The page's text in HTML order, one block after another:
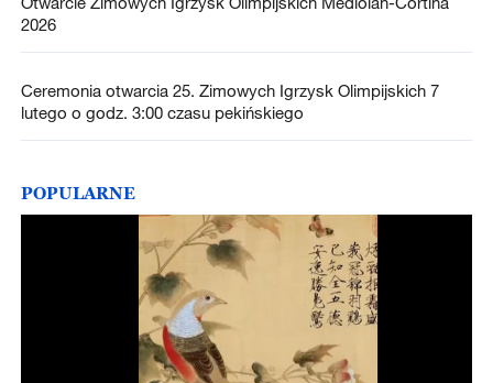
2026
Ceremonia otwarcia 25. Zimowych Igrzysk Olimpijskich 7
lutego o godz. 3:00 czasu pekińskiego
POPULARNE